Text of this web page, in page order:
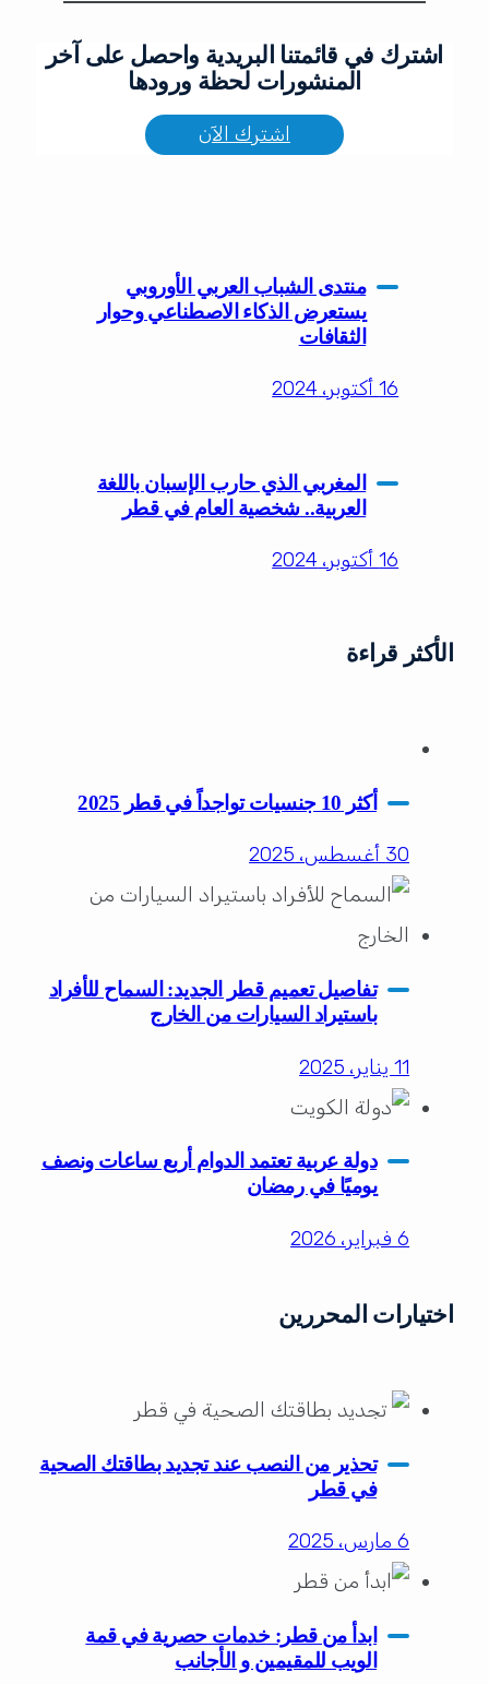
اشترك في قائمتنا البريدية واحصل على آخر
المنشورات لحظة ورودها
اشترك الآن
منتدى الشباب العربي الأوروبي
يستعرض الذكاء الاصطناعي وحوار
الثقافات
16 أكتوبر، 2024
المغربي الذي حارب الإسبان باللغة
العربية.. شخصية العام في قطر
16 أكتوبر، 2024
الأكثر قراءة
أكثر 10 جنسيات تواجداً في قطر 2025
30 أغسطس، 2025
تفاصيل تعميم قطر الجديد: السماح للأفراد
باستيراد السيارات من الخارج
11 يناير، 2025
دولة عربية تعتمد الدوام أربع ساعات ونصف
يوميًا في رمضان
6 فبراير، 2026
اختيارات المحررين
تحذير من النصب عند تجديد بطاقتك الصحية
في قطر
6 مارس، 2025
ابدأ من قطر: خدمات حصرية في قمة
الويب للمقيمين و الأجانب